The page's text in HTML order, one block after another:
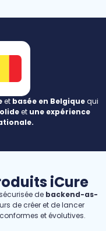
et basée en Belgiquequi
et une expérience
iCure
de backend-as-
de créer et de lancer
et évolutives.